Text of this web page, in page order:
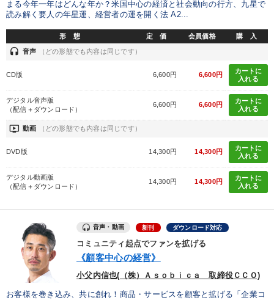
まる今年一年はどんな年か？米国中心の経済と社会動向の行方、九星で
読み解く要人の年星運、経営者の運を開く法 A2...
形 態 定 価 会員価格 購 入
headset 音声 （どの形態でも内容は同じです）
CD版 6,600円 6,600円
カートに
入れる
デジタル音声版
（配信＋ダウンロード）
6,600円 6,600円
カートに
入れる
ondemand_video 動画 （どの形態でも内容は同じです）
DVD版 14,300円 14,300円
カートに
入れる
デジタル動画版
（配信＋ダウンロード）
14,300円 14,300円
カートに
入れる
音声・動画 新刊 ダウンロード対応
コミュニティ起点でファンを拡げる
《顧客中心の経営》
小父内信也(（株）Ａｓｏｂｉｃａ 取締役ＣＣＯ)
お客様を巻き込み、共に創れ！商品・サービスを顧客と拡げる「企業コ